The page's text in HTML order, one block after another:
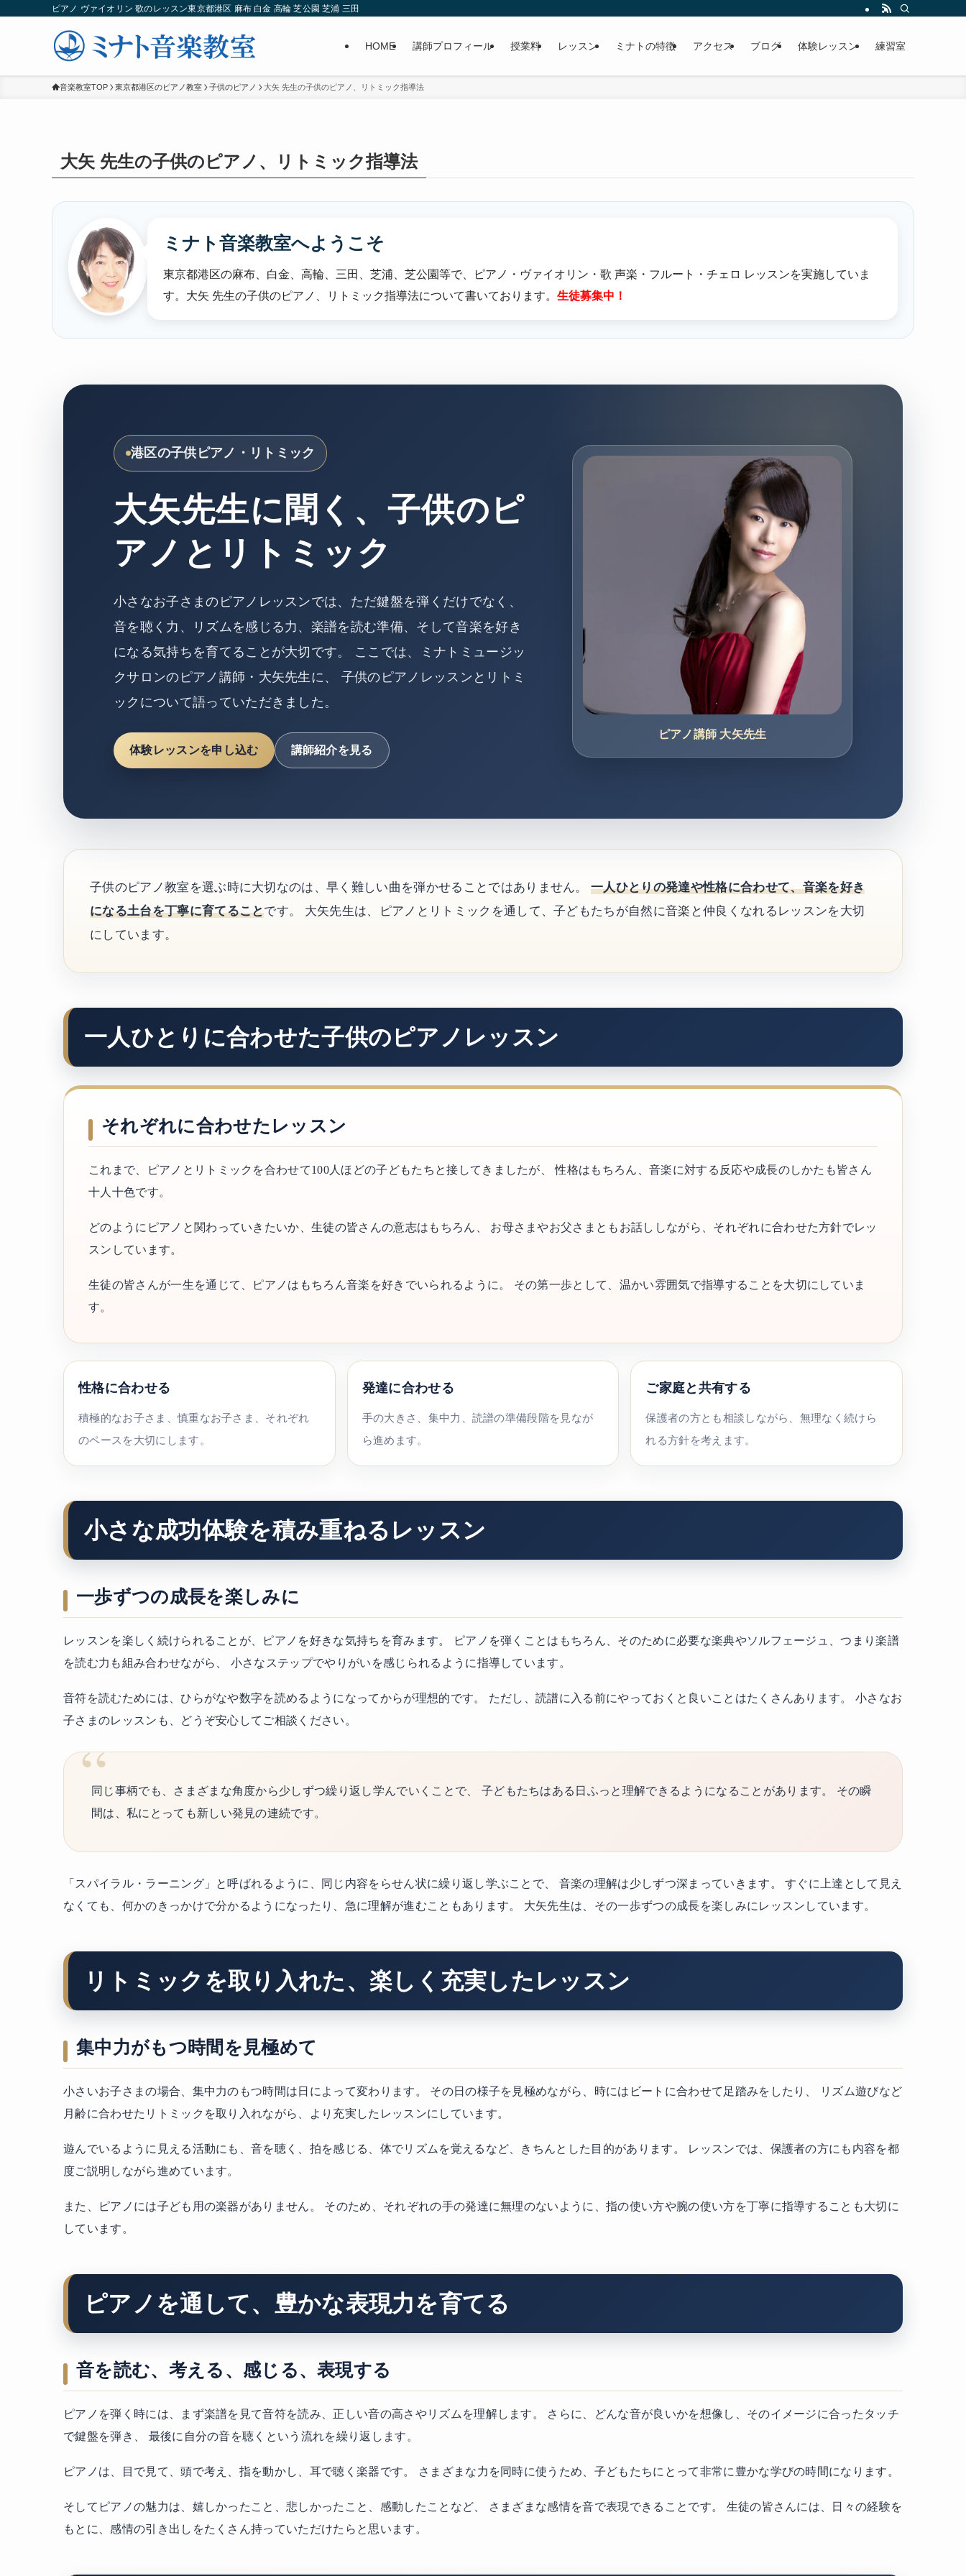
ピアノ ヴァイオリン 歌のレッスン東京都港区 麻布 白金 高輪 芝公園 芝浦 三田
HOME 講師プロフィール 授業料 レッスン ミナトの特徴 アクセス ブログ 体験レッスン 練習室
音楽教室TOP 東京都港区のピアノ教室 子供のピアノ 大矢 先生の子供のピアノ、リトミック指導法
大矢 先生の子供のピアノ、リトミック指導法
ミナト音楽教室へようこそ
東京都港区の麻布、白金、高輪、三田、芝浦、芝公園等で、ピアノ・ヴァイオリン・歌 声楽・フルート・チェロ レッスンを実施していま
す。 大矢 先生の子供のピアノ、リトミック指導法について書いております。 生徒募集中！
港区の子供ピアノ・リトミック
大矢先生に聞く、子供のピ
アノとリトミック
小さなお子さまのピアノレッスンでは、ただ鍵盤を弾くだけでなく、
音を聴く力、リズムを感じる力、楽譜を読む準備、そして音楽を好き
になる気持ちを育てることが大切です。 ここでは、ミナトミュージッ
クサロンのピアノ講師・大矢先生に、 子供のピアノレッスンとリトミ
ックについて語っていただきました。
体験レッスンを申し込む 講師紹介を見る
ピアノ講師 大矢先生
子供のピアノ教室を選ぶ時に大切なのは、早く難しい曲を弾かせることではありません。一人ひとりの発達や性格に合わせて、音楽を好き
になる土台を丁寧に育てることです。 大矢先生は、ピアノとリトミックを通して、子どもたちが自然に音楽と仲良くなれるレッスンを大切
にしています。
一人ひとりに合わせた子供のピアノレッスン
それぞれに合わせたレッスン
これまで、ピアノとリトミックを合わせて100人ほどの子どもたちと接してきましたが、 性格はもちろん、音楽に対する反応や成長のしかたも皆さん
十人十色です。
どのようにピアノと関わっていきたいか、生徒の皆さんの意志はもちろん、 お母さまやお父さまともお話ししながら、それぞれに合わせた方針でレッ
スンしています。
生徒の皆さんが一生を通じて、ピアノはもちろん音楽を好きでいられるように。 その第一歩として、温かい雰囲気で指導することを大切にしていま
す。
性格に合わせる
積極的なお子さま、慎重なお子さま、それぞれ
のペースを大切にします。
発達に合わせる
手の大きさ、集中力、読譜の準備段階を見なが
ら進めます。
ご家庭と共有する
保護者の方とも相談しながら、無理なく続けら
れる方針を考えます。
小さな成功体験を積み重ねるレッスン
一歩ずつの成長を楽しみに
レッスンを楽しく続けられることが、ピアノを好きな気持ちを育みます。 ピアノを弾くことはもちろん、そのために必要な楽典やソルフェージュ、つまり楽譜
を読む力も組み合わせながら、 小さなステップでやりがいを感じられるように指導しています。
音符を読むためには、ひらがなや数字を読めるようになってからが理想的です。 ただし、読譜に入る前にやっておくと良いことはたくさんあります。 小さなお
子さまのレッスンも、どうぞ安心してご相談ください。
同じ事柄でも、さまざまな角度から少しずつ繰り返し学んでいくことで、 子どもたちはある日ふっと理解できるようになることがあります。 その瞬
間は、私にとっても新しい発見の連続です。
「スパイラル・ラーニング」と呼ばれるように、同じ内容をらせん状に繰り返し学ぶことで、 音楽の理解は少しずつ深まっていきます。 すぐに上達として見え
なくても、何かのきっかけで分かるようになったり、急に理解が進むこともあります。 大矢先生は、その一歩ずつの成長を楽しみにレッスンしています。
リトミックを取り入れた、楽しく充実したレッスン
集中力がもつ時間を見極めて
小さいお子さまの場合、集中力のもつ時間は日によって変わります。 その日の様子を見極めながら、時にはビートに合わせて足踏みをしたり、 リズム遊びなど
月齢に合わせたリトミックを取り入れながら、より充実したレッスンにしています。
遊んでいるように見える活動にも、音を聴く、拍を感じる、体でリズムを覚えるなど、きちんとした目的があります。 レッスンでは、保護者の方にも内容を都
度ご説明しながら進めています。
また、ピアノには子ども用の楽器がありません。 そのため、それぞれの手の発達に無理のないように、指の使い方や腕の使い方を丁寧に指導することも大切に
しています。
ピアノを通して、豊かな表現力を育てる
音を読む、考える、感じる、表現する
ピアノを弾く時には、まず楽譜を見て音符を読み、正しい音の高さやリズムを理解します。 さらに、どんな音が良いかを想像し、そのイメージに合ったタッチ
で鍵盤を弾き、 最後に自分の音を聴くという流れを繰り返します。
ピアノは、目で見て、頭で考え、指を動かし、耳で聴く楽器です。 さまざまな力を同時に使うため、子どもたちにとって非常に豊かな学びの時間になります。
そしてピアノの魅力は、嬉しかったこと、悲しかったこと、感動したことなど、 さまざまな感情を音で表現できることです。 生徒の皆さんには、日々の経験を
もとに、感情の引き出しをたくさん持っていただけたらと思います。